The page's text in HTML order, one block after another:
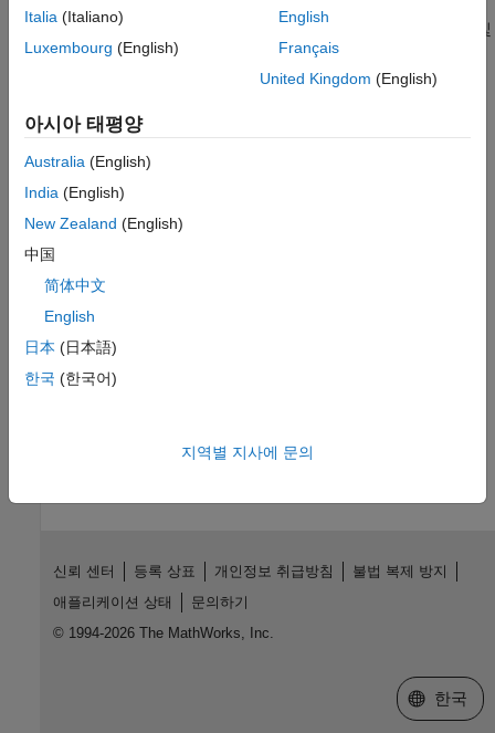
딥러닝 신경망용 코드를 생성하는 데 사용할 수 있는 함수, 객체 및
워크플로
객체 검출 응용 분야
객체 검출을 수행하는 딥러닝 신경망용 코드 생성
시계열 분류 및 전망 응용 분야
시계열 분류 및 전망을 수행하는 딥러닝 신경망용 코드 생성
TensorFlow Lite 응용 분야
코드 생성
신경망 압축 응용 분야
양자화, 학습 가능 파라미터 압축 또는 가지치기를 수행하여 심층
신경망 압축
Italia (Italiano)
Luxembourg (English)
English
Français
United Kingdom (English)
아시아 태평양
Australia (English)
India (English)
New Zealand (English)
中国
简体中文
English
日本 (日本語)
한국 (한국어)
지역별 지사에 문의
신뢰 센터 등록 상표 개인정보 취급방침
불법 복제 방지
애플리케이션 상태
문의하기
© 1994-2026 The MathWorks, Inc.
웹사이트
한국